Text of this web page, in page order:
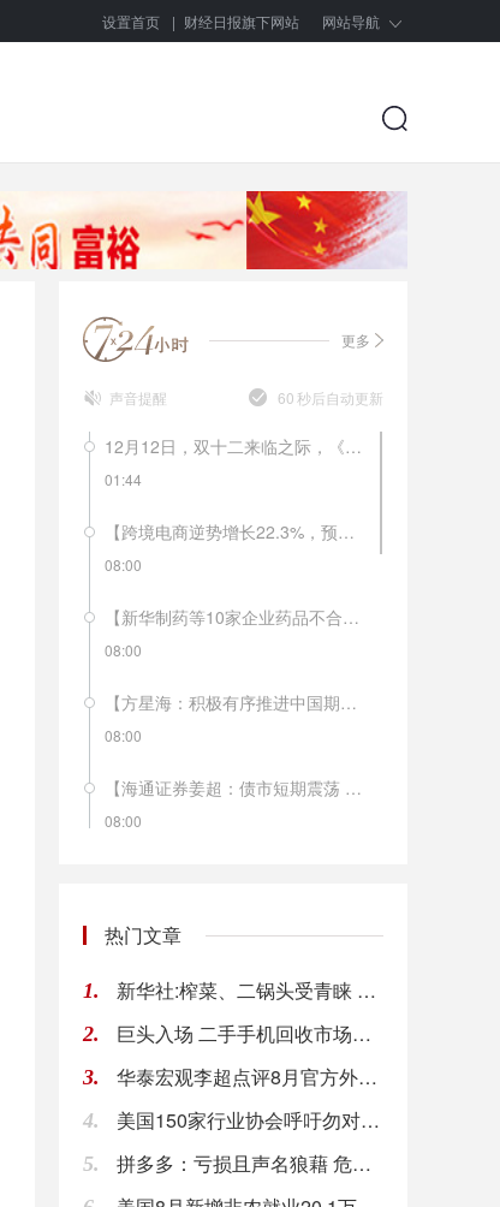
设置首页 | 财经日报旗下网站 网站导航
更多
声音提醒 60秒后自动更新
12月12日，双十二来临之际，《南方周末》的一篇报道就解开了不少人的困惑，南极人品牌所有商品均不自己生产，品牌的拥有方南极电商只是品牌的运营方和吊牌的出售者。网上的南极人店铺有多少呢？目前南极人旗下全品牌授权经销商有846家，合作经销商3427家，授权店铺4442家。从2018年年初至今，南极人已经14次被国家质监部门及地方消费者协会拉入不合格产品黑名单。这样的滥授权，会不会毁掉南极人这个品牌？
01:44
【跨境电商逆势增长22.3%，预计年底将突破9万亿大关】9月8日，《中国电子商务报告2017-2018》在厦门发布。报告显示，2017年中国全年全社会电子商务交易总额规模达到29.16万亿元，交易额同比增长11.7%，是2013年的2.8倍。其中跨境电商交易额达8.2万亿元，同比增长22.3%，预计2018年中国跨境电商交易规模将达到9万亿以上，占全球交易总额40%以上。
08:00
【新华制药等10家企业药品不合格】9月7日，国家药品监督管理局发布公告称，经吉林省药品检验所等6家药品检验机构检验，新华制药有限公司等10家企业生产的15批次药品不符合规定。
08:00
【方星海：积极有序推进中国期货市场对外开放】中国证监会副主席方星海表示，今年以来，中国期货市场在对外开放方面呈现出品种、 机构、投资者“三箭齐发”的良好态势。下一步，中国证监会将按照国家金融业对外开放的总体部署，坚持“引进来、走出去”兼顾、 近期以“引进来”为主的方针，顺势而为，积极有序地推进中国期货市场的对外开放。
08:00
【海通证券姜超：债市短期震荡 长期依旧向好】海通证券姜超研究团队认为，受通胀预期、供给放量和美国加息影响，债市短期受到冲击。但从经济基本面看，目前无论是需求还是生产都明显回落，而通胀也是短升长降，债市长期依旧向好，调整就是配置机会。政府债券发行放量短期弥补了社会融资的回落，但社会融资当中收缩的主要是影子银行，而新增的融资主要流向了政府部门，依赖于影子银行融资的房地产、融资平台等机构仍面临债务违约风险冲击，未来仍需以中高等级债券为主展开配置。
08:00
08:00
【美国多举措力保人工智能“领头羊”地位】今年以来，美国通过强化政策支持、推动国会立法、加大研发投入等多项措施，优先推进人工智能技术发展，力图保持人工智能时代“领头羊”地位。除对内构建人工智能体系外，美国政府对外还采取积极策略，对各国的人工智能发展进行跟踪与评估，并通过各种手段遏制竞争对手的发展。（新华社）
08:00
【石墨电极企业现货供应吃紧状态 石墨电极价格有望继续上涨】截止本周五止， 国内超高功率石墨电极直径300-700mm主流出厂含税价格5万-13万元\/吨，高功率石墨电极直径300-500mm主流出厂含税价格4.5万-6.5万元\/吨，普通功率石墨电极直径300-500mm主流出厂含税价格3万-4万元\/吨。分析称，石墨电极价格低位反弹以及现货紧张，都给下游采购带来积极信号，市场买涨情绪渐增。后市看石墨电极价格下跌行情结束，震荡上行开启，但是否能够大幅反弹有待市场验证。
08:00
热门文章
1. 新华社:榨菜、二锅头受青睐 实质是消费理念提升表现
2. 巨头入场 二手手机回收市场战争升级
3. 华泰宏观李超点评8月官方外汇储备:资本流出压力加大
4. 美国150家行业协会呼吁勿对更多中国商品加征关税
5. 拼多多：亏损且声名狼藉 危机四伏如何自救